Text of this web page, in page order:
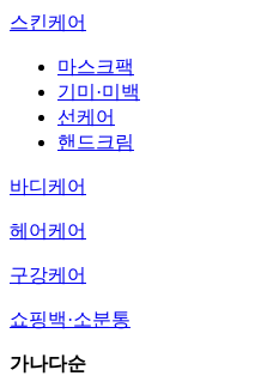
스킨케어
마스크팩
기미·미백
선케어
핸드크림
바디케어
헤어케어
구강케어
쇼핑백·소분통
가나다순